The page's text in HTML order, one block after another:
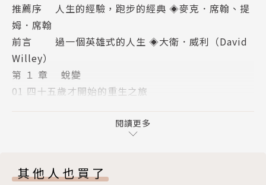
本書集結席翰自一九七五年至一九九五年間撰寫的專欄
文章，從他中年開始重新跑步說起，涵蓋訓練、比賽、
馬拉松，最後也談罹癌的心路歷程以及對家人的愛，充
分體現了「人生是一場馬拉松」的真諦。
令人尊敬的心臟科醫師、傑出的跑步選手，以及八本暢
推薦序 人生的經驗，跑步的經典 ◈麥克．席翰、提
姆．席翰
前言 過一個英雄式的人生 ◈大衛．威利（David
Willey）
第 １ 章 蛻變
01 四十五歲才開始的重生之旅
03 阿拉米達七誡（Alameda Seven）
06 天生就會跑
閱讀更多
其他人也買了